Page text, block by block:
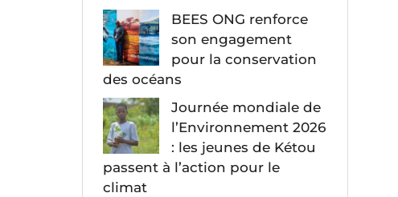
BEES ONG renforce
son engagement
pour la conservation
des océans
Journée mondiale de
l’Environnement 2026
: les jeunes de Kétou
passent à l’action pour le
climat